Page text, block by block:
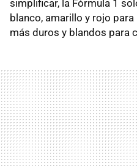
simplificar, la Fórmula 1
blanco, amarillo y rojo
más duros y blandos para